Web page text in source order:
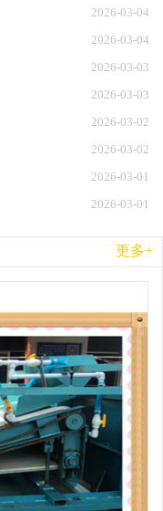
2026-03-04
2026-03-04
2026-03-03
2026-03-03
2026-03-02
2026-03-02
2026-03-01
2026-03-01
更多+